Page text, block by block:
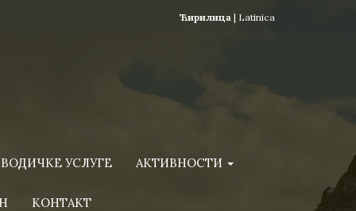
Ћирилица | Latinica
ВОДИЧКЕ УСЛУГЕ АКТИВНОСТИ
КОНТАКТ